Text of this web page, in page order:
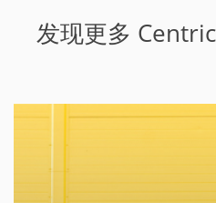
发现更多